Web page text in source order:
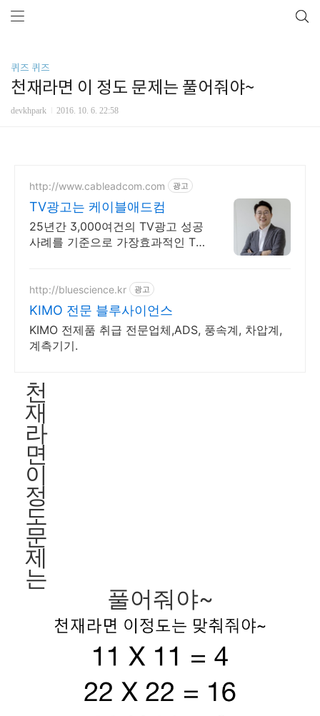
퀴즈 퀴즈
천재라면 이 정도 문제는 풀어줘야~
devkhpark 2016. 10. 6. 22:58
http://www.cableadcom.com 광고
TV광고는 케이블애드컴
25년간 3,000여건의 TV광고 성공
사례를 기준으로 가장효과적인 TV
http://bluescience.kr 광고
KIMO 전문 블루사이언스
KIMO 전제품 취급 전문업체,ADS, 풍속계, 차압계,
계측기기.
천
재
라
면
이
정
도
문
제
는
풀어줘야~